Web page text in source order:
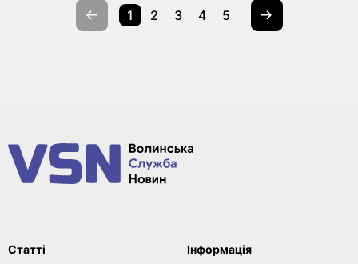
1 2 3 4 5
Статті Інформація